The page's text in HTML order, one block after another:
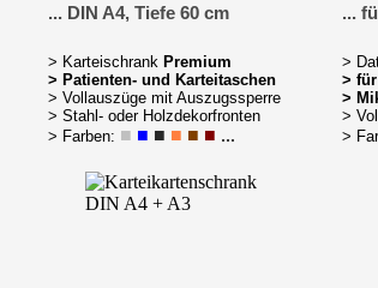
> Karteischrank Premium
> Patienten- und Karteitaschen
> Vollauszüge mit Auszugssperre
> Stahl- oder Holzdekorfronten
> Farben: ■ ■ ■ ■ ■ ■ ...
... DIN A4, Tiefe 60 cm
>
>
>
>
>
...